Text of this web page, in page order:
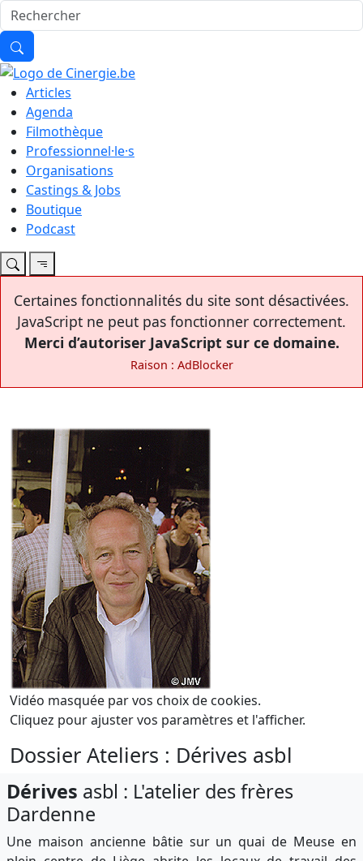
Articles
Agenda
Filmothèque
Professionnel·le·s
Organisations
Castings & Jobs
Boutique
Podcast
Certaines fonctionnalités du site sont désactivées.
JavaScript ne peut pas fonctionner correctement.
Merci d’autoriser JavaScript sur ce domaine.
Raison : AdBlocker
Vidéo masquée par vos choix de cookies.
Cliquez pour ajuster vos paramètres et l'afficher.
Dossier Ateliers : Dérives asbl
Dérives asbl : L'atelier des frères
Dardenne
Une maison ancienne bâtie sur un quai de Meuse en